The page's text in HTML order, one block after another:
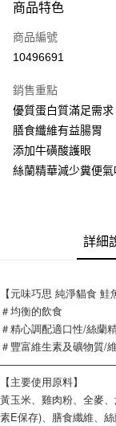
信用卡一次付款
LINE Pay
悠遊付
AFTEE先享後付
相關說明
【關於「AFTEE先享後
３．安心：先確認商
１．於結帳方式選擇
結帳頁面，進行簡訊
２．訂單成立數日內
３．收到繳費通知簡
ATM／網路銀行／等
購買商品的店家。未
後付繳納相關費用。
※ 交易是否成功請以
是否繳費成功／繳費
外島配送（黑貓宅
每筆NT$360
宅配【偏遠地區-依
每筆NT$250
商品特色
商品編號
10496691
銷售重點
優質蛋白質滿足需求
膳食纖維有益腸胃
添加牛磺酸護眼
絲蘭精華減少糞便氣
詳細
【元味巧思 純淨貓食 鮭
＃均衡的飲食
＃精心調配適口性/絲蘭
＃豐富維生素及礦物質/
【主要使用原料】
黃玉米、雞肉粉、全麥
素E保存)、膳食纖維、